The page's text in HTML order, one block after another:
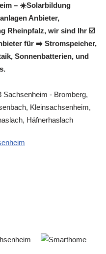
– ☀️Solarbildung
Anbieter,
Rheinpfalz, wir sind Ihr ☑️
für ➡️ Stromspeicher,
Sonnenbatterien, und